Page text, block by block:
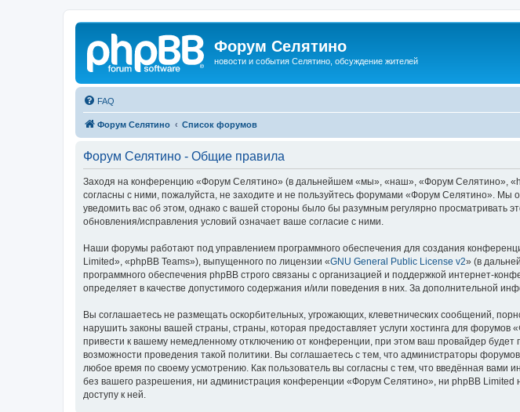
Форум Селятино
новости и события Селятино, обсуждение жителей
FAQ
Форум Селятино Список форумов
Форум Селятино - Общие правила
Заходя на конференцию «Форум Селятино» (в дальнейшем «мы», «наш», «Форум Селятино»,
согласны с ними, пожалуйста, не заходите и не пользуйтесь форумами «Форум Селятино».
уведомить вас об этом, однако с вашей стороны было бы разумным регулярно просматривать
обновления/исправления условий означает ваше согласие с ними.
Наши форумы работают под управлением программного обеспечения для создания
Limited», «phpBB Teams»), выпущенного по лицензии «GNU General Public License v2» (в
программного обеспечения phpBB строго связаны с организацией и поддержкой интернет-
определяет в качестве допустимого содержания и/или поведения в них. За дополнительной
Вы соглашаетесь не размещать оскорбительных, угрожающих, клеветнических сообщений,
нарушить законы вашей страны, страны, которая предоставляет услуги хостинга для
привести к вашему немедленному отключению от конференции, при этом ваш провайдер
возможности проведения такой политики. Вы соглашаетесь с тем, что администраторы
любое время по своему усмотрению. Как пользователь вы согласны с тем, что введённая
без вашего разрешения, ни администрация конференции «Форум Селятино», ни phpBB Limited
доступу к ней.